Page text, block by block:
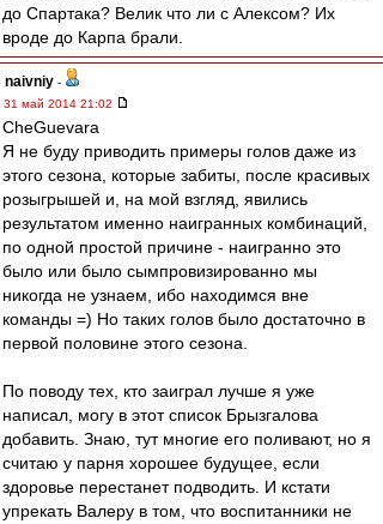
до Спартака? Велик что ли с Алексом? Их
вроде до Карпа брали.
naivniy -
31 май 2014 21:02
CheGuevara
Я не буду приводить примеры голов даже из
этого сезона, которые забиты, после красивых
розыгрышей и, на мой взгляд, явились
результатом именно наигранных комбинаций,
по одной простой причине - наигранно это
было или было сымпровизированно мы
никогда не узнаем, ибо находимся вне
команды =) Но таких голов было достаточно в
первой половине этого сезона.
По поводу тех, кто заиграл лучше я уже
написал, могу в этот список Брызгалова
добавить. Знаю, тут многие его поливают, но я
считаю у парня хорошее будущее, если
здоровье перестанет подводить. И кстати
упрекать Валеру в том, что воспитанники не